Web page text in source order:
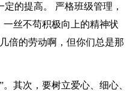
的提高。 严格班级管理，
丝不苟积极向上的精神状
倍的劳动啊，但你们总是那
其次，要树立爱心、细心、